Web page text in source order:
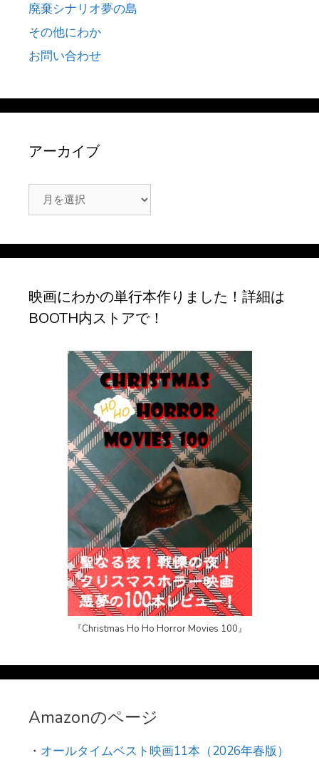
廃棄シナリオ夢の島
その他にわか
お問い合わせ
アーカイブ
ー
映画にわかの単行本作りました！詳細は
BOOTH内ストアで！
『Christmas Ho Ho Horror Movies 100』
Amazonのページ
・ オールタイムベスト映画11本（2026年春版）